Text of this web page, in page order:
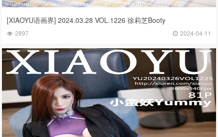
[XIAOYU语画界] 2024.03.28 VOL.1226 徐莉芝Booty
2897 2024-04-11